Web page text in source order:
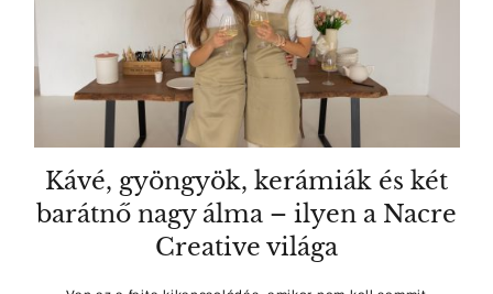
Kávé, gyöngyök, kerámiák és két
barátnő nagy álma – ilyen a Nacre
Creative világa